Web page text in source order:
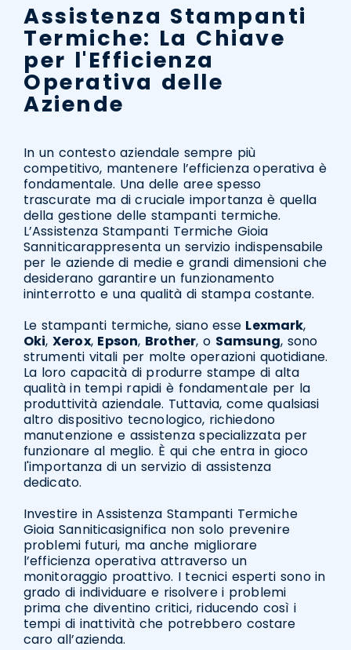
Assistenza Stampanti
Termiche: La Chiave
per l'Efficienza
Operativa delle
Aziende
In un contesto aziendale sempre più
competitivo, mantenere l’efficienza operativa è
fondamentale. Una delle aree spesso
trascurate ma di cruciale importanza è quella
della gestione delle stampanti termiche.
L’Assistenza Stampanti Termiche Gioia
Sanniticarappresenta un servizio indispensabile
per le aziende di medie e grandi dimensioni che
desiderano garantire un funzionamento
ininterrotto e una qualità di stampa costante.
Le stampanti termiche, siano esse Lexmark,
Oki,Xerox, Epson, Brother, o Samsung, sono
strumenti vitali per molte operazioni quotidiane.
La loro capacità di produrre stampe di alta
qualità in tempi rapidi è fondamentale per la
produttività aziendale. Tuttavia, come qualsiasi
altro dispositivo tecnologico, richiedono
manutenzione e assistenza specializzata per
funzionare al meglio. È qui che entra in gioco
l'importanza di un servizio di assistenza
dedicato.
Investire in Assistenza Stampanti Termiche
Gioia Sanniticasignifica non solo prevenire
problemi futuri, ma anche migliorare
l’efficienza operativa attraverso un
monitoraggio proattivo. I tecnici esperti sono in
grado di individuare e risolvere i problemi
prima che diventino critici, riducendo così i
tempi di inattività che potrebbero costare
caro all’azienda.